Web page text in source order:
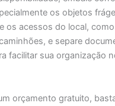
os objetos
os acessos do local,
e separe
facilitar sua organização
orçamento gratuito,